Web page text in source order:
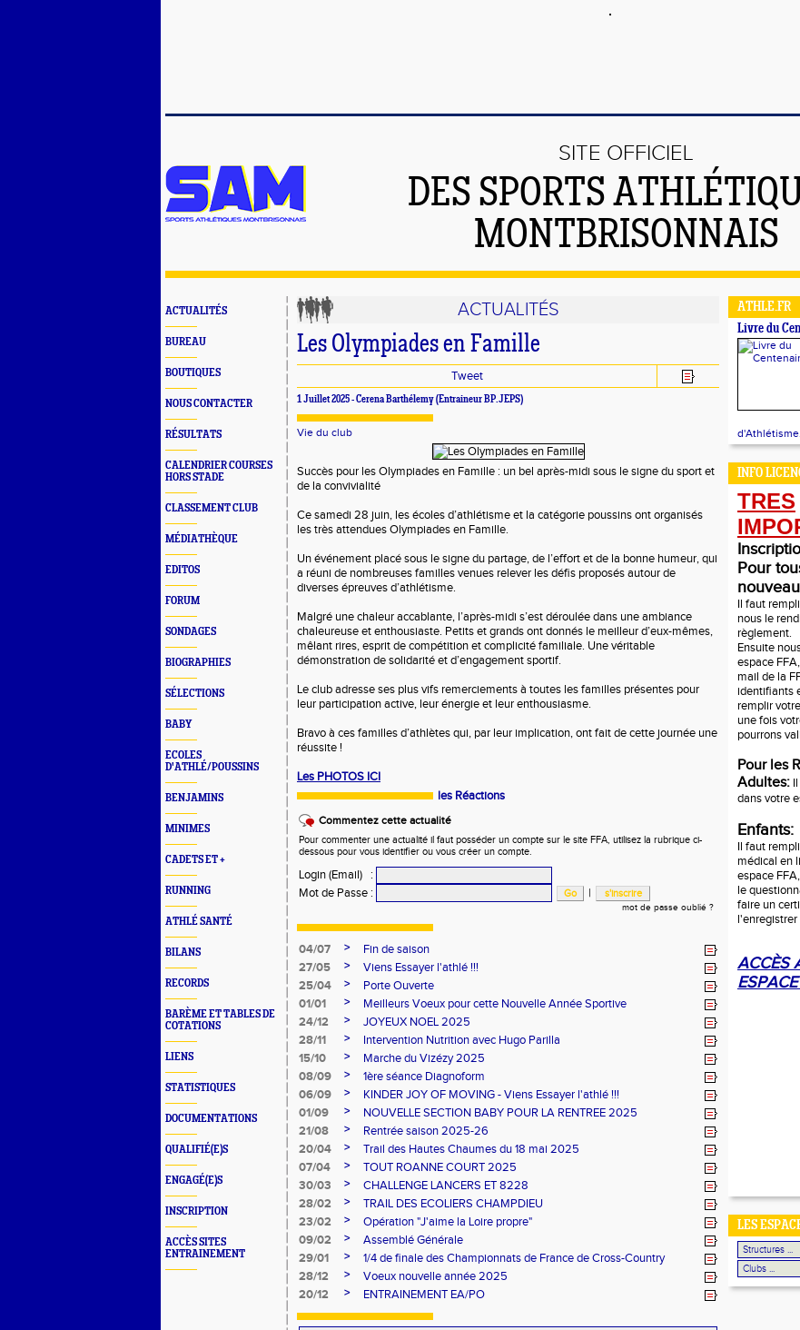
SITE OFFICIEL
DES SPORTS
MONTBRISONNAIS
ACTUALITÉS
BUREAU
BOUTIQUES
NOUS CONTACTER
RÉSULTATS
CALENDRIER COURSES
HORS STADE
CLASSEMENT CLUB
MÉDIATHÈQUE
EDITOS
FORUM
SONDAGES
BIOGRAPHIES
SÉLECTIONS
BABY
ECOLES
D'ATHLÉ/POUSSINS
BENJAMINS
MINIMES
CADETS ET +
RUNNING
ATHLÉ SANTÉ
BILANS
RECORDS
BARÈME ET TABLES DE
COTATIONS
LIENS
STATISTIQUES
DOCUMENTATIONS
QUALIFIÉ(E)S
ENGAGÉ(E)S
INSCRIPTION
ACCÈS SITES
ENTRAINEMENT
ACTUALITÉS
Les Olympiades en Famille
Tweet
1 Juillet 2025 - Cerena Barthélemy (Entraineur BP.JEPS)
Vie du club
Succès pour les Olympiades en Famille : un bel après-midi sous le signe du sport et
de la convivialité
Ce samedi 28 juin, les écoles d’athlétisme et la catégorie poussins ont organisés
les très attendues Olympiades en Famille.
Un événement placé sous le signe du partage, de l’effort et de la bonne humeur, qui
a réuni de nombreuses familles venues relever les défis proposés autour de
diverses épreuves d’athlétisme.
Malgré une chaleur accablante, l’après-midi s’est déroulée dans une ambiance
chaleureuse et enthousiaste. Petits et grands ont donnés le meilleur d’eux-mêmes,
mêlant rires, esprit de compétition et complicité familiale. Une véritable
démonstration de solidarité et d’engagement sportif.
Le club adresse ses plus vifs remerciements à toutes les familles présentes pour
leur participation active, leur énergie et leur enthousiasme.
Bravo à ces familles d’athlètes qui, par leur implication, ont fait de cette journée une
réussite !
Les PHOTOS ICI
les Réactions
Commentez cette actualité
Pour commenter une actualité il faut posséder un compte sur le site FFA, utilisez la rubrique ci-
dessous pour vous identifier ou vous créer un compte.
Login (Email)
:
Mot de Passe : |
mot de passe oublié ?
04/07 >
Fin de saison
27/05
>
Viens Essayer l'athlé !!!
25/04
>
Porte Ouverte
01/01
>
Meilleurs Voeux pour cette Nouvelle Année Sportive
24/12
>
JOYEUX NOEL 2025
28/11
>
Intervention Nutrition avec Hugo Parilla
15/10
>
Marche du Vizézy 2025
08/09
>
1ère séance Diagnoform
06/09
>
KINDER JOY OF MOVING - Viens Essayer l'athlé !!!
01/09
>
NOUVELLE SECTION BABY POUR LA RENTREE 2025
21/08
>
Rentrée saison 2025-26
20/04
>
Trail des Hautes Chaumes du 18 mai 2025
07/04
>
TOUT ROANNE COURT 2025
30/03
>
CHALLENGE LANCERS ET 8228
28/02
>
TRAIL DES ECOLIERS CHAMPDIEU
23/02
>
Opération "J'aime la Loire propre"
09/02
>
Assemblé Générale
29/01
>
1/4 de finale des Championnats de France de Cross-Country
28/12
>
Voeux nouvelle année 2025
20/12
> ENTRAINEMENT EA/PO
ATHLE.FR
Livre du
d'Athlétisme.
INFO
TRES
Pour
Il faut
nous le
règlement.
Ensuite
espace
mail de la
identifiants
remplir
une fois
pourrons
Pour les
Adultes:
dans votre
Enfants:
Il faut
médical en
espace
le
faire un
ACCÈS
LES